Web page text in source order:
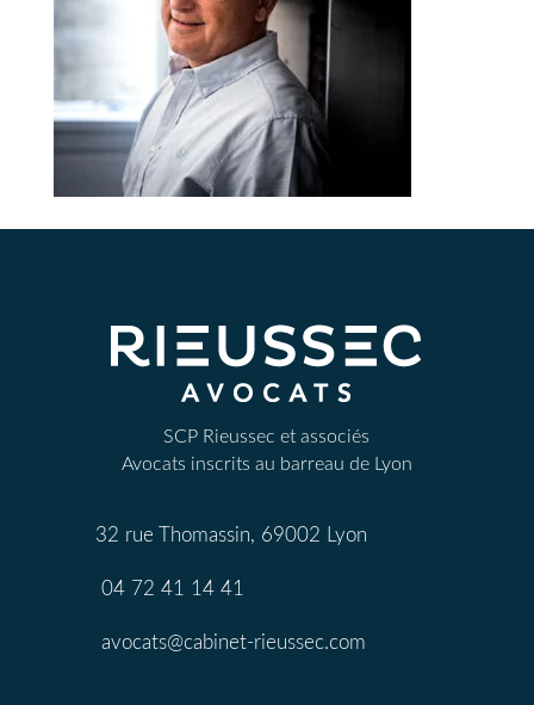
SCP Rieussec et associés
Avocats inscrits au barreau de Lyon
32 rue Thomassin, 69002 Lyon
04 72 41 14 41
avocats@cabinet-rieussec.com